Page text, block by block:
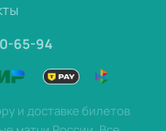
65-94
и доставке билетов